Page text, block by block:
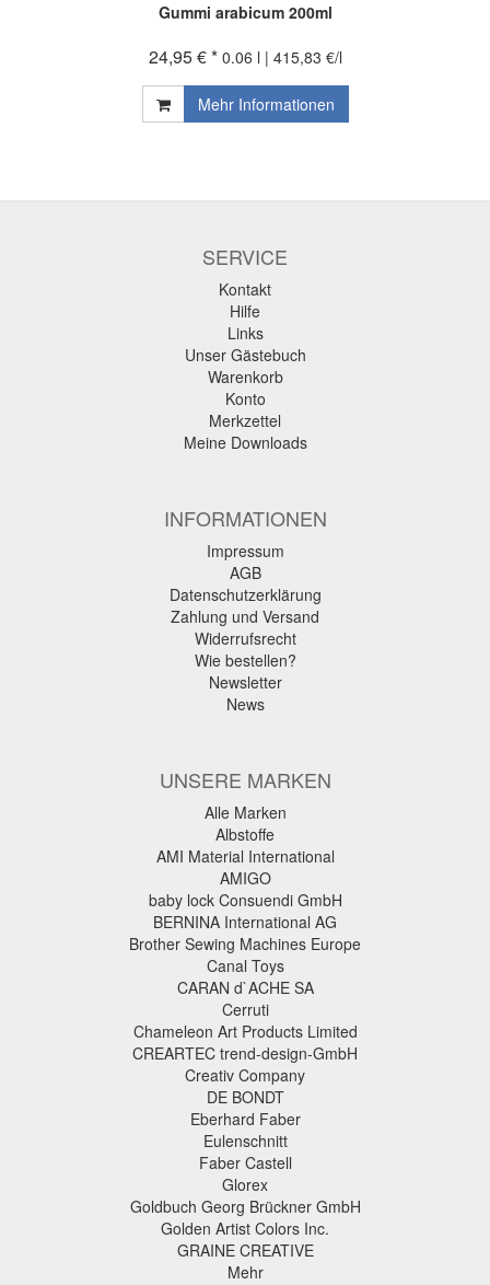
Gummi arabicum 200ml
24,95 € * 0.06 l | 415,83 €/l
Mehr Informationen
SERVICE
Kontakt
Hilfe
Links
Unser Gästebuch
Warenkorb
Konto
Merkzettel
Meine Downloads
INFORMATIONEN
Impressum
AGB
Datenschutzerklärung
Zahlung und Versand
Widerrufsrecht
Wie bestellen?
Newsletter
News
UNSERE MARKEN
Alle Marken
Albstoffe
AMI Material International
AMIGO
baby lock Consuendi GmbH
BERNINA International AG
Brother Sewing Machines Europe
Canal Toys
CARAN d`ACHE SA
Cerruti
Chameleon Art Products Limited
CREARTEC trend-design-GmbH
Creativ Company
DE BONDT
Eberhard Faber
Eulenschnitt
Faber Castell
Glorex
Goldbuch Georg Brückner GmbH
Golden Artist Colors Inc.
GRAINE CREATIVE
Mehr